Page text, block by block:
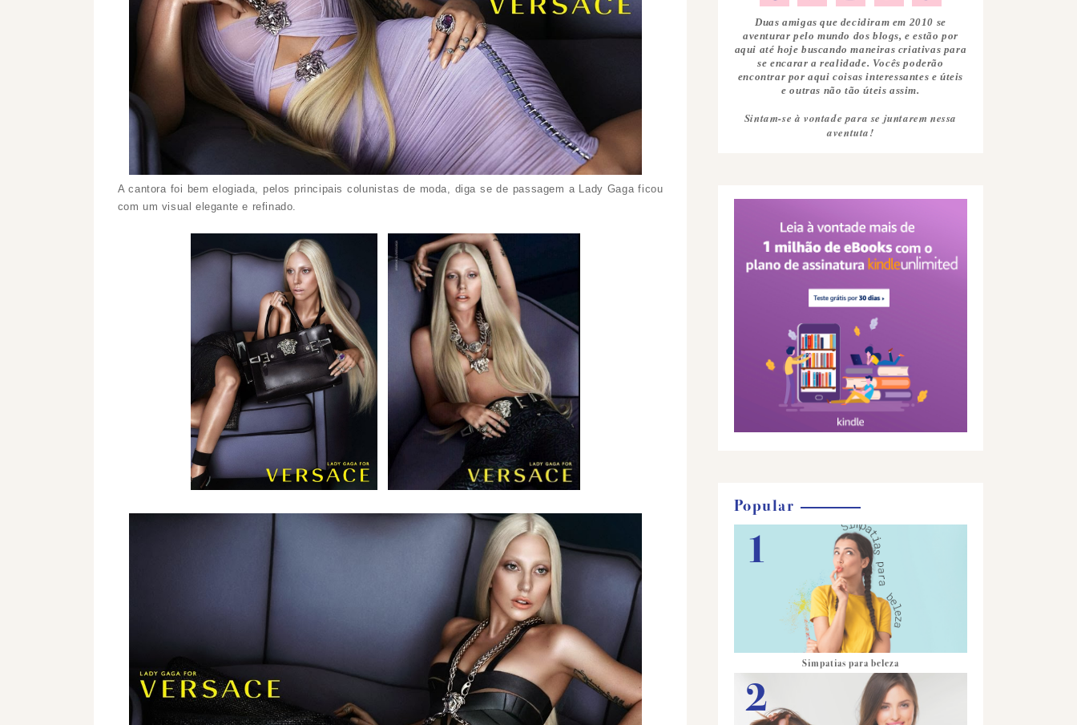
A cantora foi bem elogiada, pelos principais colunistas de moda, diga se de passagem a Lady Gaga ficou
com um visual elegante e refinado.
Duas amigas que decidiram em 2010 se
aventurar pelo mundo dos blogs, e estão por
aqui até hoje buscando maneiras criativas para
se encarar a realidade. Vocês poderão
encontrar por aqui coisas interessantes e úteis
e outras não tão úteis assim.
Sintam-se à vontade para se juntarem nessa
aventuta!
Popular
Simpatias para beleza